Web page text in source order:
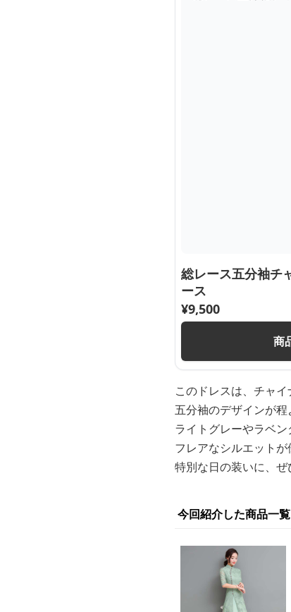
総レース五分袖チ
ース
¥9,500
商
このドレスは、チャ
五分袖のデザインが程
ライトグレーやラベ
フレアなシルエットが
特別な日の装いに、ぜ
今回紹介した商品一覧